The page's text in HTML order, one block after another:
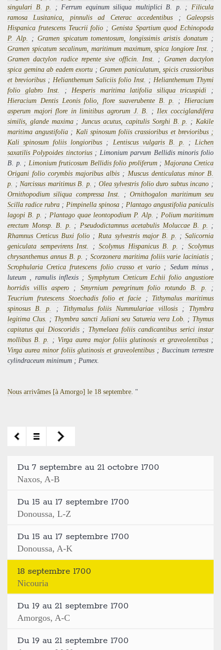
singulari B. p.
; Ferrum equinum siliqua multiplici B. p. ;Filicula
ramosa Lusitanica, pinnulis ad Ceterac accedentibus ;Galeopsis
Hispanica frutescens Teucrii folio ; Genista Spartium quod Echinopoda
P. Alp.
; Gramen spicatum tomentosum, longissimis aristis donatum ;
Gramen spicatum secalinum, maritimum maximum, spica longiore Inst. ;
Gramen dactylon radice repente sive officin. Inst.
; Gramen dactylon
spica gemina ab eadem exortu ;Gramen paniculatum, spicis crassioribus
et brevioribus ; Helianthemum Saliciis folio Inst. ; Helianthemum Thymi
folio glabro Inst.
;Hesperis maritima latifolia siliqua tricuspidi ;
Hieracium Dentis Leonis folio, flore suaverubente B. p.
;Hieracium
asperum majori flore in limitibus agrorum J. B.
;Ilex cocciglandifera
similis, glande maxima ;Juncus acutus, capitulis Sorghi B. p. ;Kakile
maritima angustifolia ; Kali spinosum foliis crassioribus et brevioribus ;
Kali spinosum foliis longioribus ; Lentiscus vulgaris B. p. ;Lichen
saxatilis Polypoides tinctorius; Limonium parvum Bellidis minoris folio
B. p. ; Limonium fruticosum Bellidis folio proliferum; Majorana Cretica
Origani folio corymbis majoribus albis ; Muscus denticulatus minor B.
p. ;Narcissus maritimus B. p. ; Olea sylvestris folio duro subtus incano ;
Ornithopodium siliqua compressa Inst.
;Ornithogalon maritimum seu
Scilla radice rubra ; Pimpinella spinosa ; Plantago angustifolia paniculis
lagopi B. p. ; Plantago quae leontopodium P. Alp. ; Polium maritimum
erectum Monsp. B. p. ; Pseudodictamnus acetabulis Moluccae B. p. ;
Rhamnus Creticus Buxi folio ;Ruta sylvestris major B. p. ;Salicornia
geniculata sempevirens Inst.
;Scolymus Hispanicus B. p. ;Scolymus
chrysanthemus annus B. p. ;Scorzonera maritima foliis varie laciniatis ;
ScrophulariaCretica frutescens folio crasso et vario ; Sedum minus,
luteum , ramulis inflexis ; Symphytum Creticum Echii folio angustiore
horridis villis aspero; Smyrnium peregrinum folio rotundo B. p.
;
Teucrium frutescens Stoechadis folio et facie ; Tithymalus maritimus
spinosus B. p.
; Tithymalus foliis Nummulariae villosis; Thymbra
legitima Clus. ; Thymbra sancti Juliani seu Satureia vera Lob. ; Thymus
capitatus qui Dioscoridis; Thymelaea foliis candicantibus serici instar
mollibus B. p.
; Virga aurea major foliis glutinosis et graveolentibus;
Virga aurea minor foliis glutinosis et graveolentibus ; Buccinum terrestre
cylindraceum minimum ; Pumex.
Nous arrivâmes [à Amorgo] le 18 septembre. "
Du 7 septembre au 21 octobre 1700
Naxos, A-B
Du 15 au 17 septembre 1700
Donoussa, L-Z
Du 15 au 17 septembre 1700
Donoussa, A-K
18 septembre 1700
Nicouria
Du 19 au 21 septembre 1700
Amorgos, A-C
Du 19 au 21 septembre 1700